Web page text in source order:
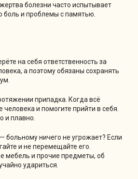
болезни часто испытывает
боль и проблемы с памятью.
на себя ответственность за
а поэтому обязаны сохранять
припадка. Когда всё
человека и помогите прийти в себя.
и плавно.
больному ничего не угрожает? Если
и не перемещайте его.
мебель и прочие предметы, об
удариться.